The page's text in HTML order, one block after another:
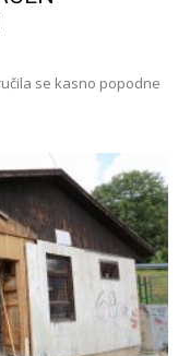
se kasno popodne